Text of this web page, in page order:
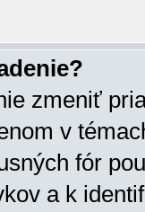
zmeniť
v
fór
a k